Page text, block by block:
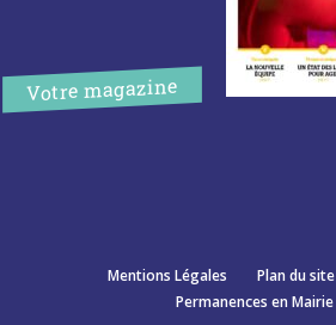
Votre magazine
Mentions Légales Plan du site
Permanences en Mairie